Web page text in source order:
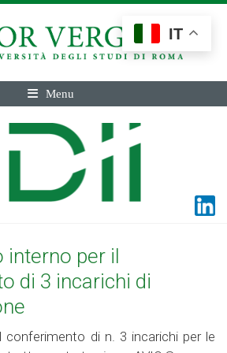
Menu
interno per il
di 3 incarichi di
conferimento di n. 3 incarichi per le
IT